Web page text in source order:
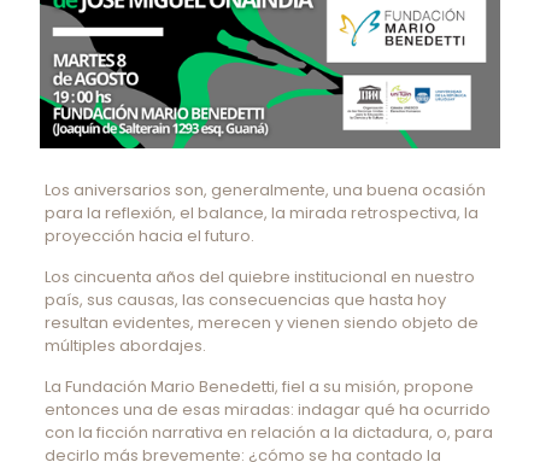
Los aniversarios son, generalmente, una buena ocasión
para la reflexión, el balance, la mirada retrospectiva, la
proyección hacia el futuro.
Los cincuenta años del quiebre institucional en nuestro
país, sus causas, las consecuencias que hasta hoy
resultan evidentes, merecen y vienen siendo objeto de
múltiples abordajes.
La Fundación Mario Benedetti, fiel a su misión, propone
entonces una de esas miradas: indagar qué ha ocurrido
con la ficción narrativa en relación a la dictadura, o, para
decirlo más brevemente: ¿cómo se ha contado la